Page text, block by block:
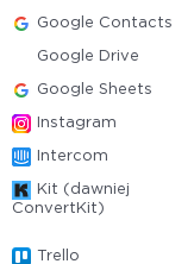
Google Contacts
Google Drive
Google Sheets
Instagram
Intercom
Kit (dawniej
ConvertKit)
Trello